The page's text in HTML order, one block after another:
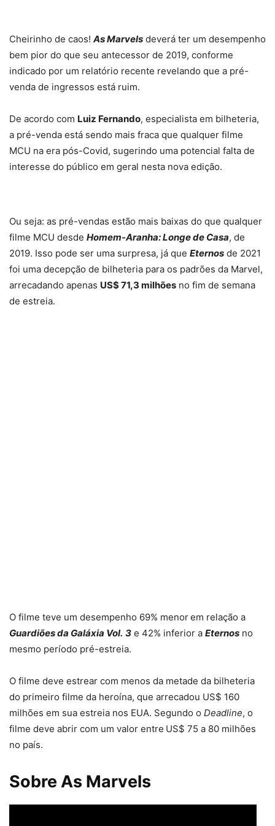
Cheirinho de caos! As Marvels deverá ter um desempenho
bem pior do que seu antecessor de 2019, conforme
indicado por um relatório recente revelando que a pré-
venda de ingressos está ruim.
De acordo com Luiz Fernando, especialista em bilheteria,
a pré-venda está sendo mais fraca que qualquer filme
MCU na era pós-Covid, sugerindo uma potencial falta de
interesse do público em geral nesta nova edição.
Ou seja: as pré-vendas estão mais baixas do que qualquer
filme MCU desde Homem-Aranha: Longe de Casa, de
2019. Isso pode ser uma surpresa, já que Eternos de 2021
foi uma decepção de bilheteria para os padrões da Marvel,
arrecadando apenas US$ 71,3 milhões no fim de semana
de estreia.
O filme teve um desempenho 69% menorem relação a
Guardiões da Galáxia Vol. 3 e 42% inferior a Eternos no
mesmo período pré-estreia.
O filme deve estrear com menos da metade da bilheteria
do primeiro filme da heroína, que arrecadou US$ 160
milhões em sua estreia nos EUA. Segundo o Deadline, o
filme deve abrir com um valor entre US$ 75 a 80 milhões
no país.
Sobre As Marvels